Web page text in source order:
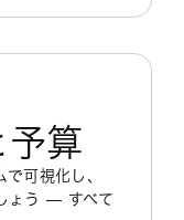
予算
可視化し、
ょう — すべて